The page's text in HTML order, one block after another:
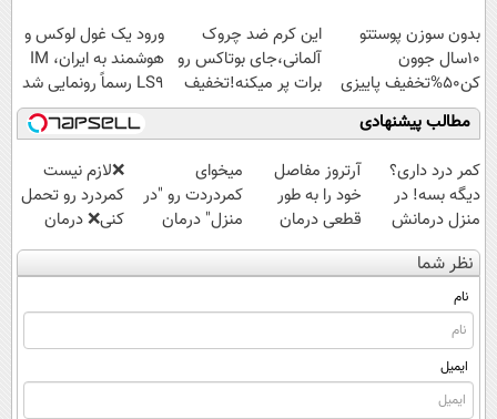
ویژه
بدون سوزن پوستتو
10سال جوون
کن50%تخفیف پاییزی
این کرم ضد چروک
آلمانی،جای بوتاکس رو
برات پر میکنه!تخفیف
تا امشب
ورود یک غول لوکس و
هوشمند به ایران، IM
LS9 رسماً رونمایی شد
مطالب پیشنهادی
کمر درد داری؟
دیگه بسه! در
منزل درمانش
کن
(◀پرسش‌نامه)
آرتروز مفاصل
خود را به طور
قطعی درمان
کنید!
◗پرسش‌نامه◖
میخوای
کمردردت رو "در
منزل" درمان
کنی؟ (◂فیلم +
◂پرسش‌نامه)
❌لازم نیست
کمردرد رو تحمل
کنی❌ درمان
بدون جراحی و
قرص
نظر شما
نام
ایمیل